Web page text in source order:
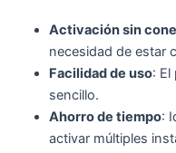
Activación sin
necesidad de estar
Facilidad de uso: El
sencillo.
Ahorro de tiempo:
activar múltiples